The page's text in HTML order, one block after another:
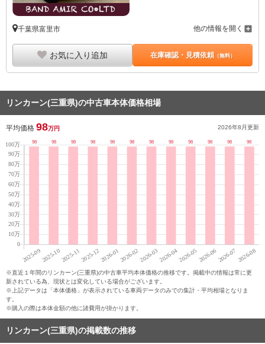
千葉県富里市 他の情報を開く
お気に入り追加 在庫確認・見積依頼（無料）
リンカーン(三重県)の中古車本体価格相場
平均価格 98万円 2026年8月更新
※直近１年間のリンカーン(三重県)の中古車平均本体価格の推移です。掲載中の情報は常に更
新されている為、現状とは変化している場合がございます。
※上記データは「本体価格」が表示されている車両データのみでの集計・平均相場となりま
す。
※購入の際は本体金額の他に諸費用が掛かります。
リンカーン(三重県)の掲載数の推移